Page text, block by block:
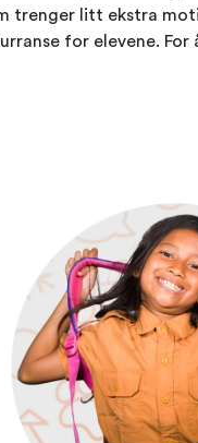
trenger litt ekstra
for elevene. For